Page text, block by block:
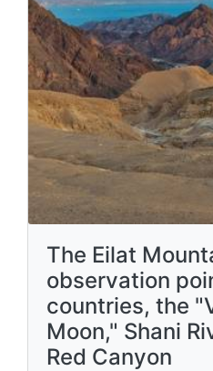
The Eilat
observation
countries, the
Moon," Shani
Red Canyon